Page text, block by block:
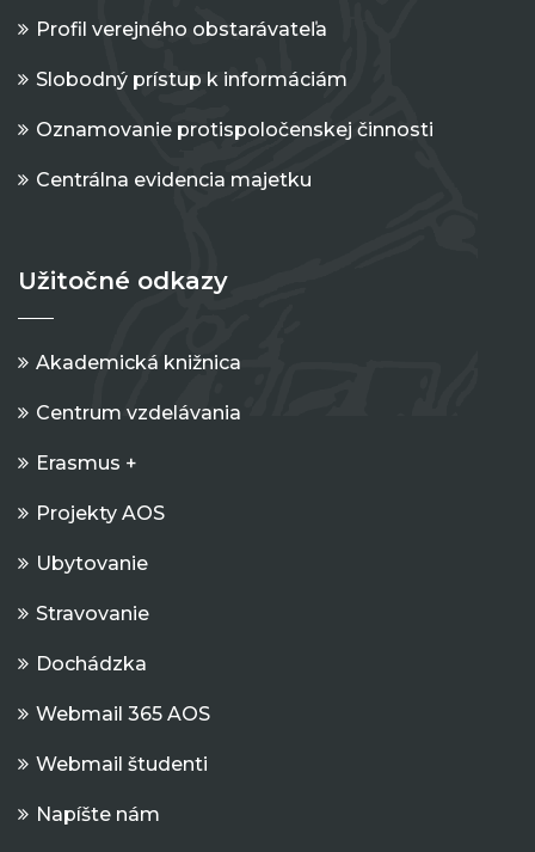
Profil verejného obstarávateľa
Slobodný prístup k informáciám
Oznamovanie protispoločenskej činnosti
Centrálna evidencia majetku
Užitočné odkazy
Akademická knižnica
Centrum vzdelávania
Erasmus +
Projekty AOS
Ubytovanie
Stravovanie
Dochádzka
Webmail 365 AOS
Webmail študenti
Napíšte nám